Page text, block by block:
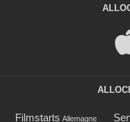
Filmstarts Allemagne